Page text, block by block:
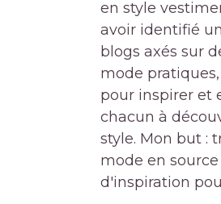
en style
avoir identifié
blogs axés sur
mode
pour inspirer et
chacun à
style. Mon but :
mode en
d'inspiration